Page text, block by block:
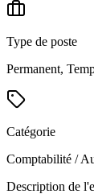
Type de poste
Permanent,
Catégorie
Comptabilité /
Description de